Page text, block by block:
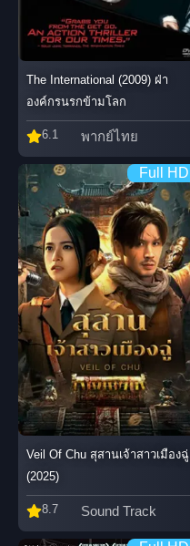
The International (2009) ฝ่า
องค์กรนรกข้ามโลก
6.1 พากย์ไทย
Full HD
Veil Of Chu สุสานเจ้าสาวเมืองฉู่
(2025)
8.7 Sound Track